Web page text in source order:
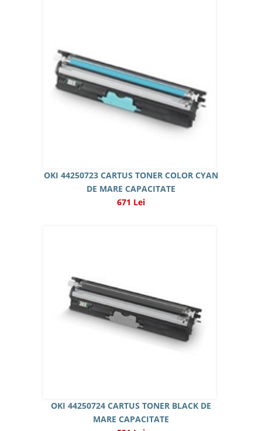
OKI 44250723 CARTUS TONER COLOR CYAN
DE MARE CAPACITATE
671 Lei
OKI 44250724 CARTUS TONER BLACK DE
MARE CAPACITATE